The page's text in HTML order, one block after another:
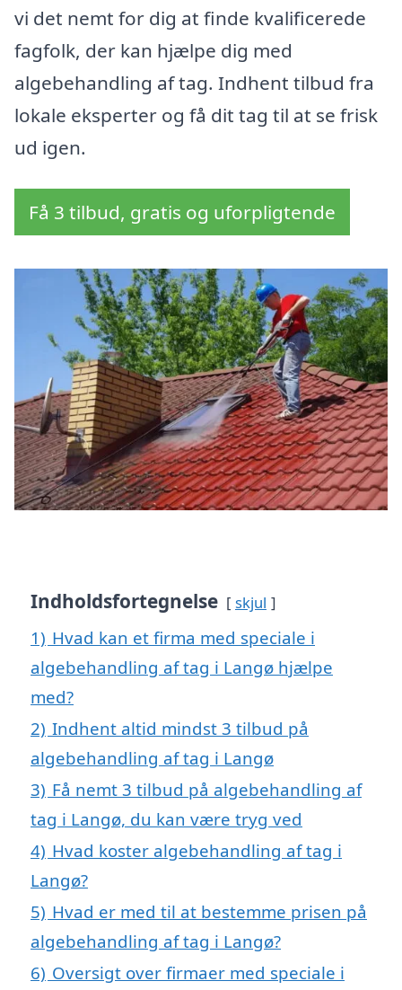
vi det nemt for dig at finde kvalificerede
fagfolk, der kan hjælpe dig med
algebehandling af tag. Indhent tilbud fra
lokale eksperter og få dit tag til at se frisk
ud igen.
Få 3 tilbud, gratis og uforpligtende
Indholdsfortegnelse skjul
1) Hvad kan et firma med speciale i
algebehandling af tag i Langø hjælpe
med?
2) Indhent altid mindst 3 tilbud på
algebehandling af tag i Langø
3) Få nemt 3 tilbud på algebehandling af
tag i Langø, du kan være tryg ved
4) Hvad koster algebehandling af tag i
Langø?
5) Hvad er med til at bestemme prisen på
algebehandling af tag i Langø?
6) Oversigt over firmaer med speciale i